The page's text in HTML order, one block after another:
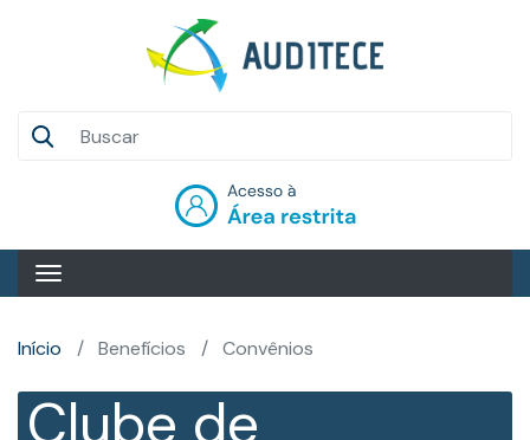
principal
Início Benefícios Convênios
Clube de